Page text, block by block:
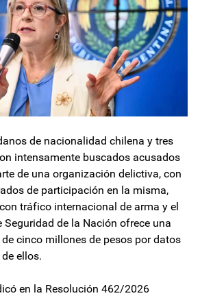
de nacionalidad chilena y tres
intensamente buscados acusados
de una organización delictiva, con
de participación en la misma,
tráfico internacional de arma y el
Seguridad de la Nación ofrece una
cinco millones de pesos por datos
ellos.
en la Resolución 462/2026